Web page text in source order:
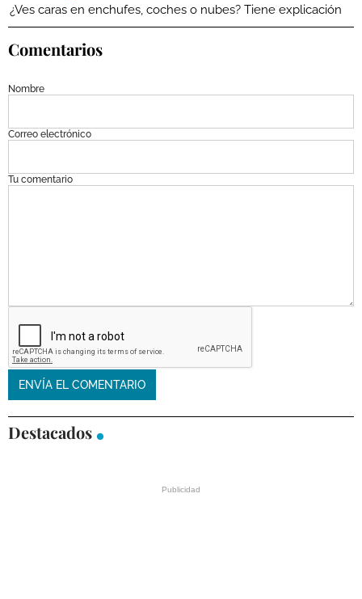
¿Ves caras en enchufes, coches o nubes? Tiene explicación
Comentarios
Nombre
Correo electrónico
Tu comentario
Destacados